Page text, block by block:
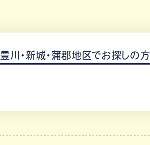
豊川・新城・蒲郡地区でお探しの方